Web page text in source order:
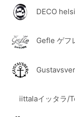
DECO
Gefle ゲフ
iittalaイッタラ/